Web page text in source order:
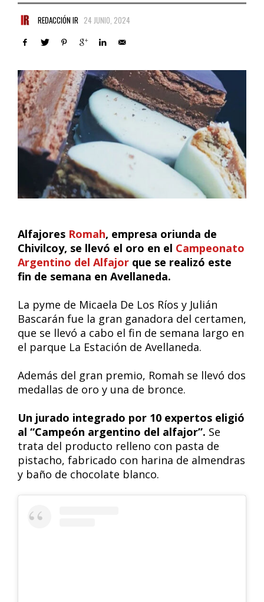
REDACCIÓN IR 24 JUNIO, 2024
Alfajores Romah, empresa oriunda de
Chivilcoy, se llevó el oro en el Campeonato
Argentino del Alfajor que se realizó este
fin de semana en Avellaneda.
La pyme de Micaela De Los Ríos y Julián
Bascarán fue la gran ganadora del certamen,
que se llevó a cabo el fin de semana largo en
el parque La Estación de Avellaneda.
Además del gran premio, Romah se llevó dos
medallas de oro y una de bronce.
Un jurado integrado por 10 expertos eligió
al “Campeón argentino del alfajor”. Se
trata del producto relleno con pasta de
pistacho, fabricado con harina de almendras
y baño de chocolate blanco.